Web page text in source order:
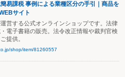
簡易課税 事例による業種区分の手引｜商品を
サイト
営する公式オンラインショップです。法律
電子書籍の販売。法令改正情報や裁判官検
提供。
shop/item/81260557